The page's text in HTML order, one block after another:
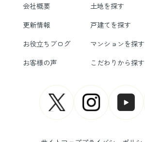
会社概要
土地を探す
更新情報
戸建てを探す
お役立ちブログ
マンションを探す
お客様の声
こだわりから探す